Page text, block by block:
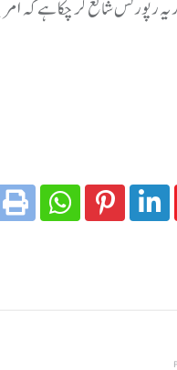
یہ رپورٹس شائع کر چکا ہے